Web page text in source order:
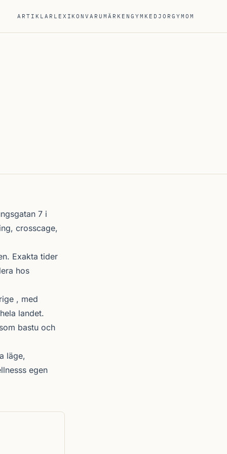
ARTIKLAR LEXIKONVARUMÄRKENGYMKEDJORGYMOM
7 i
crosscage,
Exakta tider
hos
, med
landet.
bastu och
läge,
egen